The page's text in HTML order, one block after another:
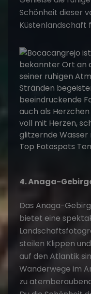
Schönheit dieser
Küstenlandschaft
4. Anaga-
Das Anaga-
bietet eine
steilen Klippen
auf den Atlantik
Wanderwege im
zu